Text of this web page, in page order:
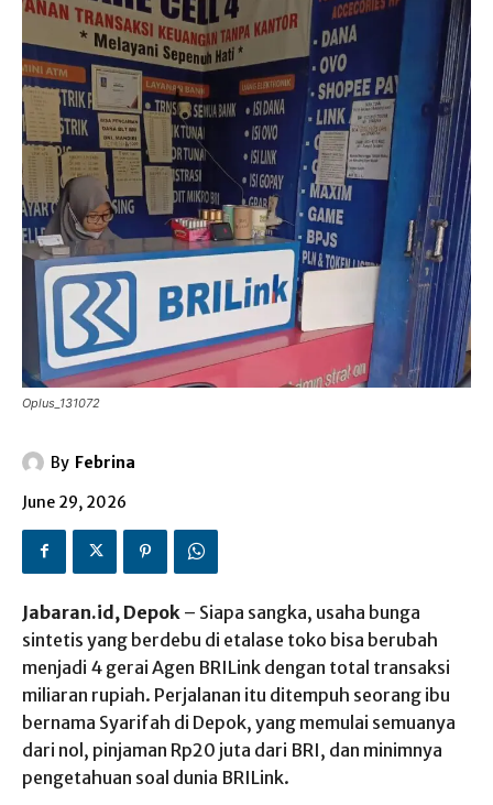
Oplus_131072
By Febrina
June 29, 2026
Jabaran.id, Depok – Siapa sangka, usaha bunga
sintetis yang berdebu di etalase toko bisa berubah
menjadi 4 gerai Agen BRILink dengan total transaksi
miliaran rupiah. Perjalanan itu ditempuh seorang ibu
bernama Syarifah di Depok, yang memulai semuanya
dari nol, pinjaman Rp20 juta dari BRI, dan minimnya
pengetahuan soal dunia BRILink.